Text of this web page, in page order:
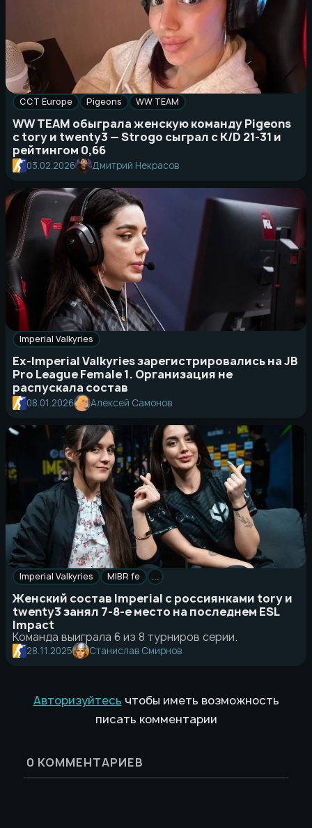
CCT Europe Pigeons WW TEAM
WW TEAM обыграла женскую команду Pigeons
с tory и twenty3 — Strogo сыграл с K/D 21-31 и
рейтингом 0,66
03.02.2026 Дмитрий Некрасов
Imperial Valkyries
Ex-Imperial Valkyries зарегистрировались на JB
Pro League Female 1. Организация не
распускала состав
08.01.2026 Алексей Самонов
Imperial Valkyries MIBR fe …
Женский состав Imperial с россиянками tory и
twenty3 занял 7-8-е место на последнем ESL
Impact
Команда выиграла 6 из 8 турниров серии.
28.11.2025 Станислав Смирнов
Авторизуйтесь чтобы иметь возможность
писать комментарии
0 КОММЕНТАРИЕВ